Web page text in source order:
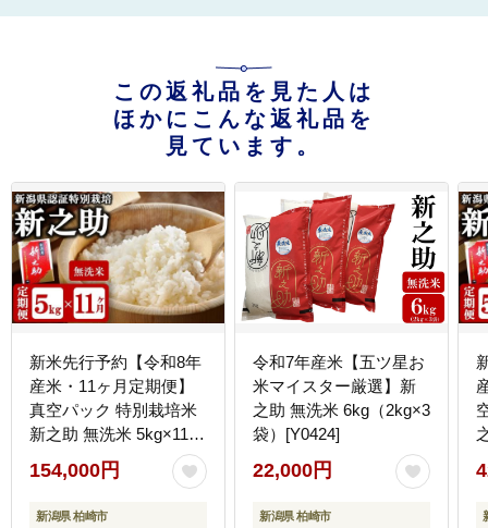
この返礼品を見た人は
ほかにこんな返礼品を
見ています。
新米先行予約【令和8年
産米・11ヶ月定期便】
真空パック 特別栽培米
新之助 無洗米 5kg×11回
（計 55kg） 山波農場
お米 新潟県産 [Y0055]
154,000円
新潟県 柏崎市
令和7年産米【五ツ星お
米マイスター厳選】新
之助 無洗米 6kg（2kg×3
袋）[Y0424]
22,000円
新潟県 柏崎市